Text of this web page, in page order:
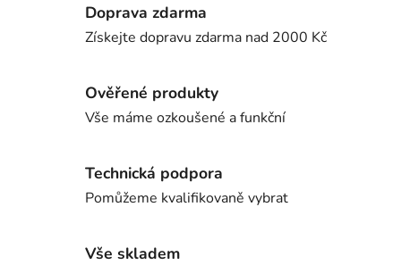
Doprava zdarma
Získejte dopravu zdarma nad 2000 Kč
Ověřené produkty
Vše máme ozkoušené a funkční
Technická podpora
Pomůžeme kvalifikovaně vybrat
Vše skladem